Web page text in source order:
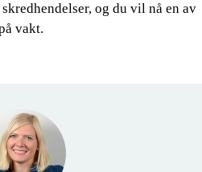
og du vil nå en av
vakt.